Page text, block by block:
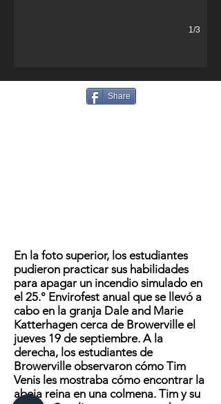
1/3
Share
En la foto superior, los estudiantes
pudieron practicar sus habilidades
para apagar un incendio simulado en
el 25.° Envirofest anual que se llevó a
cabo en la granja Dale and Marie
Katterhagen cerca de Browerville el
jueves 19 de septiembre. A la
derecha, los estudiantes de
Browerville observaron cómo Tim
Venis les mostraba cómo encontrar la
abeja reina en una colmena. Tim y su